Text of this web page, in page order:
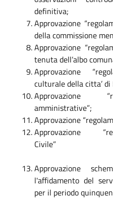
definitiva;
Approvazione
della commissione
Approvazione
tenuta dell’albo
Approvazione
culturale della citta’ di
Approvazione
amministrative”;
Approvazione
Approvazione
Approvazione
l'affidamento del
per il periodo